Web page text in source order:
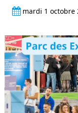
mardi 1 octobre